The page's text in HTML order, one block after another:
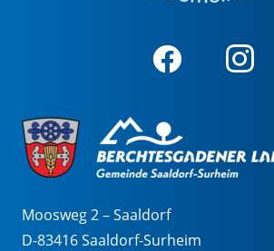
Moosweg 2 – Saaldorf
D-83416 Saaldorf-Surheim